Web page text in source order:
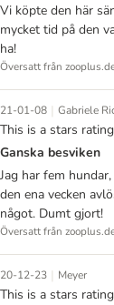
Vi köpte den här
mycket tid på den
ha!
Översatt från
21-01-08 | Gabriele
This is a stars
Ganska besviken
Jag har fem
den ena vecken
något. Dumt gjort!
Översatt från
20-12-23 | Meyer
This is a stars